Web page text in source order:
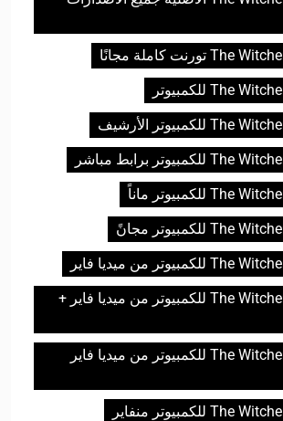
تحميل لعبة The Witcher 2 للكمبيوتر من ميديا فاير +
تحميل لعبة The Witcher 2 للكمبيوتر من ميديا فاير